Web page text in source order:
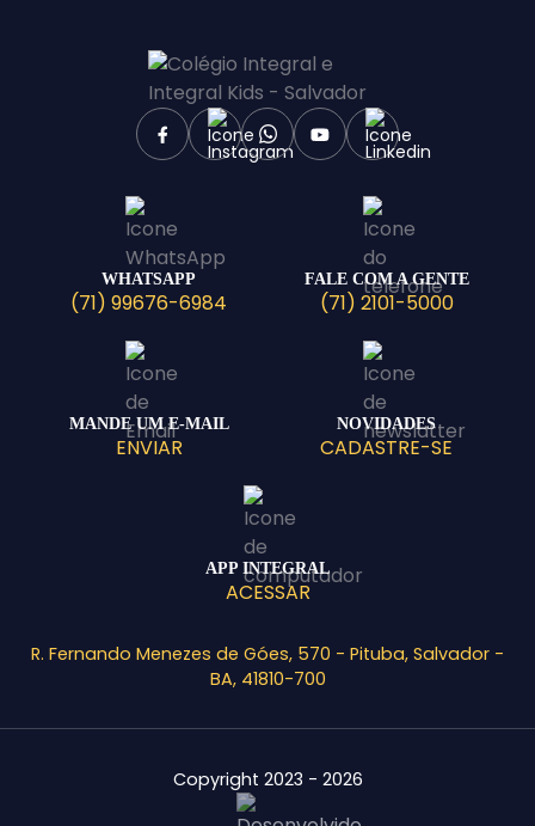
WHATSAPP
(71) 99676-6984
FALE COM A GENTE
(71) 2101-5000
MANDE UM E-MAIL
ENVIAR
NOVIDADES
CADASTRE-SE
APP INTEGRAL
ACESSAR
R. Fernando Menezes de Góes, 570 - Pituba, Salvador -
BA, 41810-700
Copyright 2023 - 2026